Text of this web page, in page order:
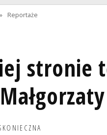
» Reportaże
stronie